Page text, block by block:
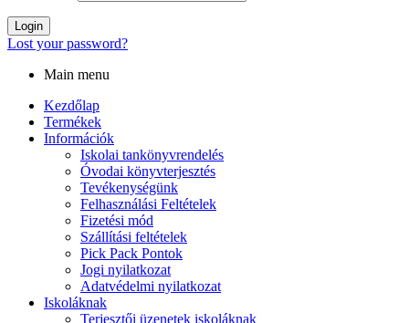
Login
Lost your password?
Main menu
Kezdőlap
Termékek
Információk
Iskolai tankönyvrendelés
Óvodai könyvterjesztés
Tevékenységünk
Felhasználási Feltételek
Fizetési mód
Szállítási feltételek
Pick Pack Pontok
Jogi nyilatkozat
Adatvédelmi nyilatkozat
Iskoláknak
Terjesztői üzenetek iskoláknak